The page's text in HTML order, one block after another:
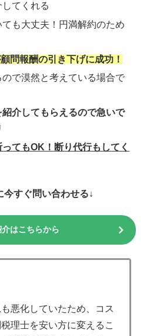
てくれる
も大丈夫！円満解約のため
問報酬の引き下げに成功！
で漠然と考えている場合で
介してもらえるので急いで
てもOK！断り代行もしてく
今すぐ問い合わせる↓
はこちらから
悪化していたため、コス
理士を安い方に変えるこ